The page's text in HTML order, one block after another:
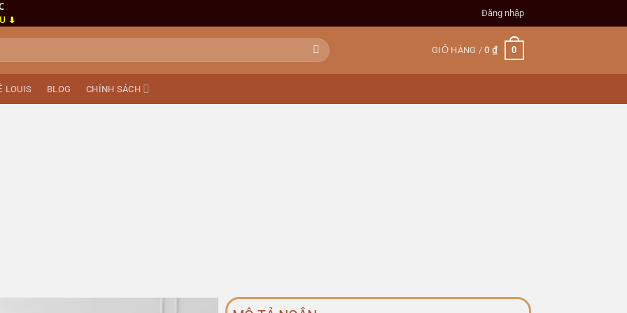
⬇
Đăng nhập
GIỎ HÀNG /0 ₫ 0
LOUIS BLOG CHÍNH SÁCH